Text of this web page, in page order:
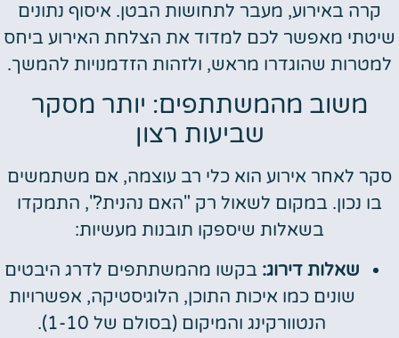
קרה באירוע, מעבר לתחושות הבטן. איסוף נתונים
שיטתי מאפשר לכם למדוד את הצלחת האירוע ביחס
למטרות שהוגדרו מראש, ולזהות הזדמנויות להמשך.
משוב מהמשתתפים: יותר מסקר
שביעות רצון
סקר לאחר אירוע הוא כלי רב עוצמה, אם משתמשים
בו נכון. במקום לשאול רק "האם נהנית?", התמקדו
בשאלות שיספקו תובנות מעשיות:
שאלות דירוג: בקשו מהמשתתפים לדרג היבטים
שונים כמו איכות התוכן, הלוגיסטיקה, אפשרויות
הנטוורקינג והמיקום (בסולם של 1-10).